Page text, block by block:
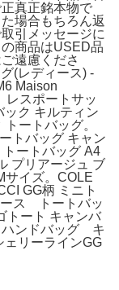
真正銘本物で
場合もちろん返
引メッセージに
商品はUSED品
遠慮くださ
(レディース) -
Maison
レスポートサッ
ク キルティン
ートバッグ。
トバッグ キャン
トートバッグ A4
プリアージュ ブ
サイズ。COLE
GG柄 ミニト
ース トートバッ
トート キャンバ
ハンドバッグ キ
ェリーラインGG